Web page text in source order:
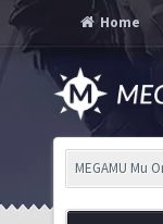
Home
MEGAMU Mu